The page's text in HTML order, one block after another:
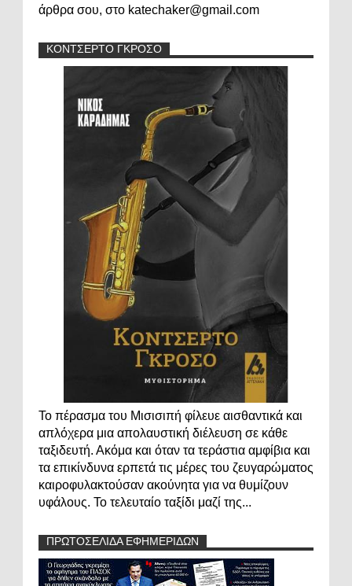
άρθρα σου, στο katechaker@gmail.com
ΚΟΝΤΣΕΡΤΟ ΓΚΡΟΣΟ
Το πέρασμα του Μισισιπή φίλευε αισθαντικά και
απλόχερα μια απολαυστική διέλευση σε κάθε
ταξιδευτή. Ακόμα και όταν τα τεράστια αμφίβια και
τα επικίνδυνα ερπετά τις μέρες του ζευγαρώματος
καιροφυλακτούσαν ακούνητα για να θυμίζουν
υφάλους. Το τελευταίο ταξίδι μαζί της...
ΠΡΩΤΟΣΕΛΙΔΑ ΕΦΗΜΕΡΙΔΩΝ